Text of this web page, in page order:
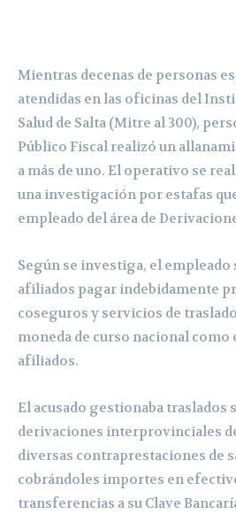
Mientras decenas de personas
atendidas en las oficinas del
Salud de Salta (Mitre al 300),
Público Fiscal realizó un
a más de uno. El operativo se
una investigación por estafas
empleado del área de
Según se investiga, el empleado
afiliados pagar indebidamente
coseguros y servicios de
moneda de curso nacional como
afiliados.
El acusado gestionaba traslados
derivaciones interprovinciales
diversas contraprestaciones de
cobrándoles importes en
transferencias a su Clave